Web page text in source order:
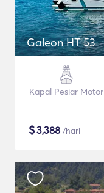
Galeon HT 53
Kapal Pesiar Motor
$3,388 /hari